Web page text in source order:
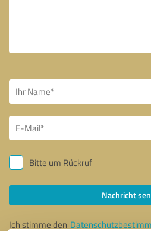
Bitte um Rückruf
Nachricht
Ich stimme den